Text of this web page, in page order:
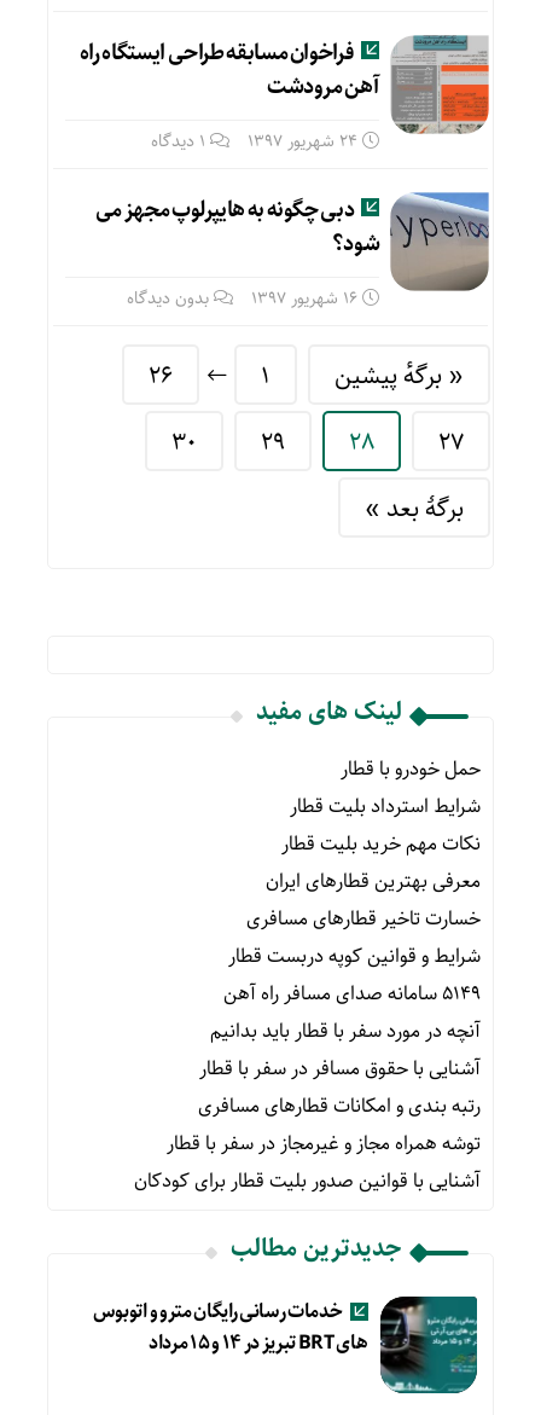
فراخوان مسابقه طراحی ایستگاه راه
آهن مرودشت
24 شهریور 1397 1 دیدگاه
دبی چگونه به هایپرلوپ مجهز می
شود؟
16 شهریور 1397 بدون دیدگاه
« برگه‌ٔ پیشین 1
26
27
28
29
30
برگهٔ بعد »
لینک های مفید
حمل خودرو با قطار
شرایط استرداد بلیت قطار
نکات مهم خرید بلیت قطار
معرفی بهترین قطارهای ایران
خسارت تاخیر قطارهای مسافری
شرایط و قوانین کوپه دربست قطار
۵۱۴۹ سامانه صدای مسافر راه آهن
آنچه در مورد سفر با قطار باید بدانیم
آشنایی با حقوق مسافر در سفر با قطار
رتبه بندی و امکانات قطارهای مسافری
توشه همراه مجاز و غیرمجاز در سفر با قطار
آشنایی با قوانین صدور بلیت قطار برای کودکان
جدیدترین مطالب
خدمات رسانی رایگان مترو و اتوبوس
های BRT تبریز در ۱۴ و ۱۵ مرداد